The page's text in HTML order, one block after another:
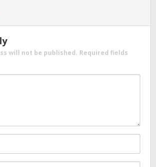
will not be published. Required fields